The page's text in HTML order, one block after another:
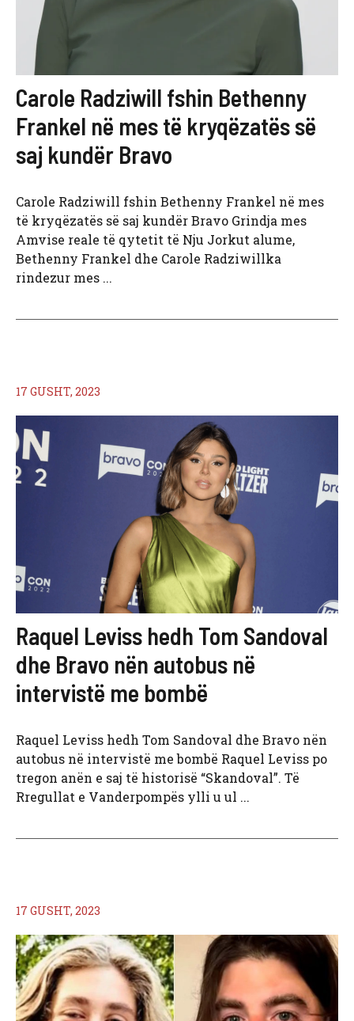
Carole Radziwill fshin Bethenny
Frankel në mes të kryqëzatës së
saj kundër Bravo
Carole Radziwill fshin Bethenny Frankel në mes
të kryqëzatës së saj kundër Bravo Grindja mes
Amvise reale të qytetit të Nju Jorkut alume,
Bethenny Frankel dhe Carole Radziwillka
rindezur mes ...
17 GUSHT, 2023
Raquel Leviss hedh Tom Sandoval
dhe Bravo nën autobus në
intervistë me bombë
Raquel Leviss hedh Tom Sandoval dhe Bravo nën
autobus në intervistë me bombë Raquel Leviss po
tregon anën e saj të historisë “Skandoval”. Të
Rregullat e Vanderpompës ylli u ul ...
17 GUSHT, 2023